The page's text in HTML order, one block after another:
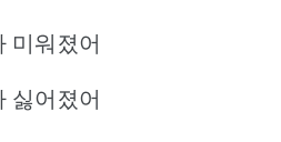
미워졌어
싫어졌어